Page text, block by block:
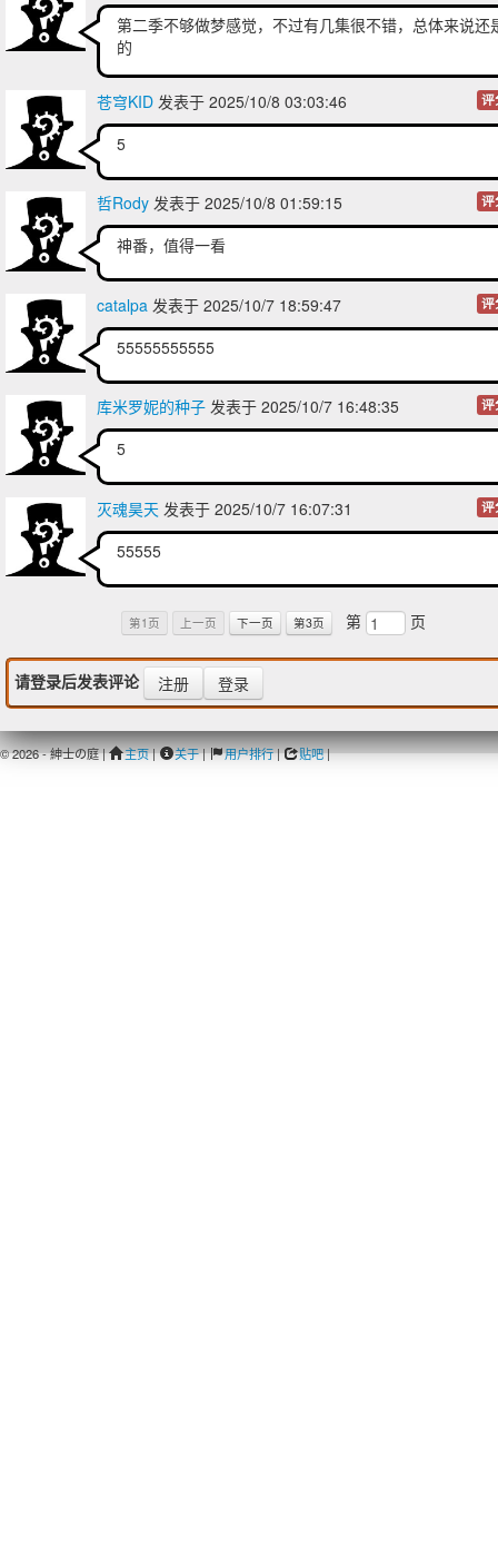
第二季不够做梦感觉，不过有几集很不错，总体来说还
的
苍穹KID 发表于 2025/10/8 03:03:46 评
5
哲Rody 发表于 2025/10/8 01:59:15 评
神番，值得一看
catalpa 发表于 2025/10/7 18:59:47 评
55555555555
库米罗妮的种子 发表于 2025/10/7 16:48:35 评
5
灭魂昊天 发表于 2025/10/7 16:07:31 评
55555
第1页 上一页 下一页 第3页 第 页
请登录后发表评论 注册 登录
© 2026 - 紳士の庭 | 主页| 关于| 用户排行| 贴吧|